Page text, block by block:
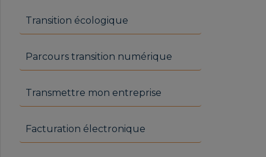
Transition écologique
Parcours transition numérique
Transmettre mon entreprise
Facturation électronique